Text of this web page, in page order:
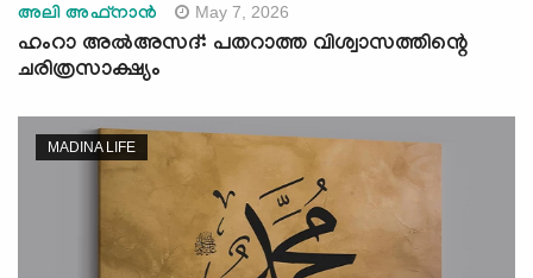
അലി അഫ്നാന്‍ May 7, 2026
ഹംറാ അൽഅസദ്: പതറാത്ത വിശ്വാസത്തിന്റെ
ചരിത്രസാക്ഷ്യം
MADINA LIFE